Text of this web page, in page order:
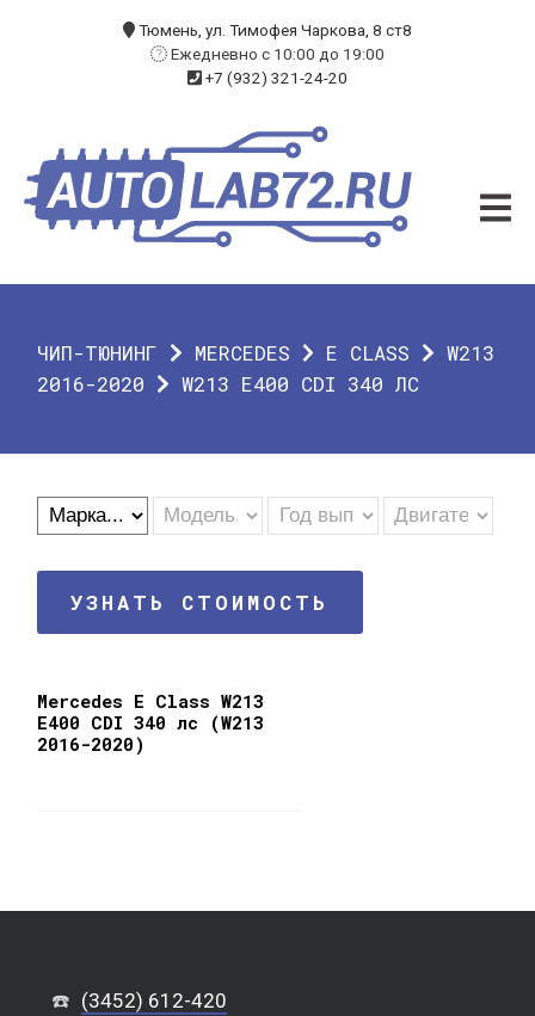
ЧИП-ТЮНИНГ
ДИАГНОСТИКА
О КОМПАНИИ
ГАРАНТИЯ
Тюмень, ул. Тимофея Чаркова, 8 ст8
Ежедневно с 10:00 до 19:00
+7 (932) 321-24-20
ЧИП-ТЮНИНГ MERCEDES E CLASS
W213
2016-2020
W213 E400 CDI 340 ЛС
УЗНАТЬ СТОИМОСТЬ
Mercedes E Class W213
E400 CDI 340 лс (W213
2016-2020)
☎️ (3452) 612-420